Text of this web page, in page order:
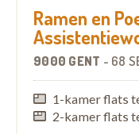
Ramen en
9000 GENT - 68
1-kamer flats
2-kamer flats